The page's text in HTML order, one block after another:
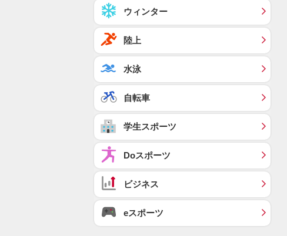
ウィンター
陸上
水泳
自転車
学生スポーツ
Doスポーツ
ビジネス
eスポーツ